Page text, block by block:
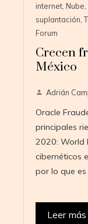
internet Nube
suplantación ,
Forum
Crecen
México
Adrián
Oracle
principales
2020: World
cibernéticos
por lo que
Leer más